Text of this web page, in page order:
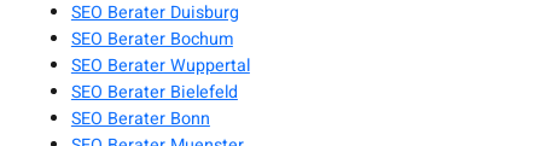
SEO Berater Duisburg
SEO Berater Bochum
SEO Berater Wuppertal
SEO Berater Bielefeld
SEO Berater Bonn